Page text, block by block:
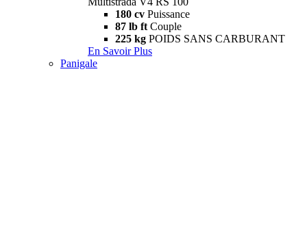
180 cv Puissance
87 lb ft Couple
225 kg POIDS SANS CARBURANT
En Savoir Plus
Panigale